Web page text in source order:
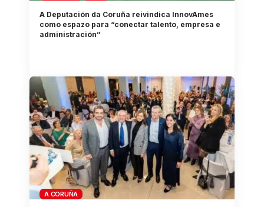
A Deputación da Coruña reivindica InnovAmes
como espazo para “conectar talento, empresa e
administración”
A CORUÑA